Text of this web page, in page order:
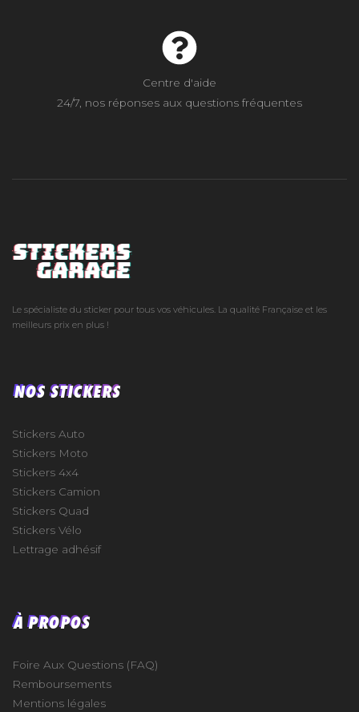
Centre d'aide
24/7, nos réponses aux questions fréquentes
Le spécialiste du sticker pour tous vos véhicules. La qualité Française et les
meilleurs prix en plus !
NOS STICKERS
Stickers Auto
Stickers Moto
Stickers 4x4
Stickers Camion
Stickers Quad
Stickers Vélo
Lettrage adhésif
À PROPOS
Foire Aux Questions (FAQ)
Remboursements
Mentions légales